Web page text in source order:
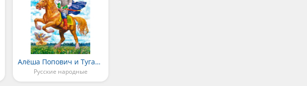
Алёша Попович и Тугарин Змей
Русские народные